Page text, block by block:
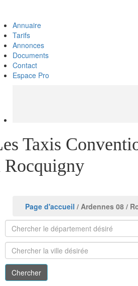
Annuaire
Tarifs
Annonces
Documents
Contact
Espace Pro
Taxis
Rocquigny
Page d'accueil / Ardennes 08 /